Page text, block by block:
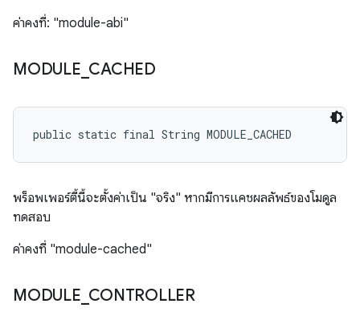
ค่าคงที่: "module-abi"
MODULE CACHED
public static final String MODULE_CACHED
พร็อพเพอร์ตี้นี้จะตั้งค่าเป็น "จริง" หากมีการแคชผลลัพธ์ของโมดูล
ทดสอบ
ค่าคงที่ "module-cached"
MODULE CONTROLLER